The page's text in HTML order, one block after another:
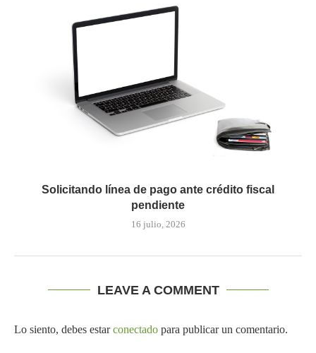
Solicitando línea de pago ante crédito fiscal
pendiente
16 julio, 2026
LEAVE A COMMENT
Lo siento, debes estarconectado para publicar un comentario.